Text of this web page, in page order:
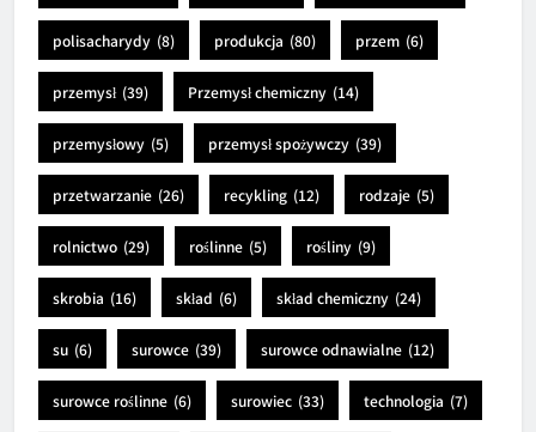
polisacharydy (8) produkcja (80) przem (6)
przemysł (39) Przemysł chemiczny (14)
przemysłowy (5) przemysł spożywczy (39)
przetwarzanie (26) recykling (12) rodzaje (5)
rolnictwo (29) roślinne (5) rośliny (9)
skrobia (16) skład (6) skład chemiczny (24)
su (6) surowce (39) surowce odnawialne (12)
surowce roślinne (6) surowiec (33) technologia (7)